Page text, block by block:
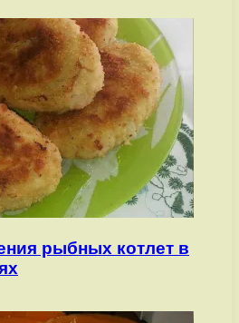
рыбных котлет в